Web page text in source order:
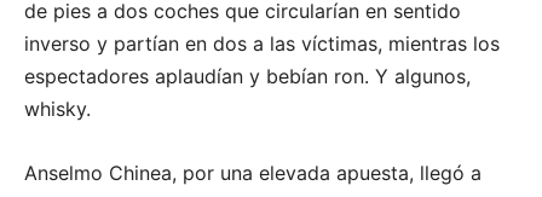
de pies a dos coches que circularían en sentido
inverso y partían en dos a las víctimas, mientras los
espectadores aplaudían y bebían ron. Y algunos,
whisky.
Anselmo Chinea, por una elevada apuesta, llegó a